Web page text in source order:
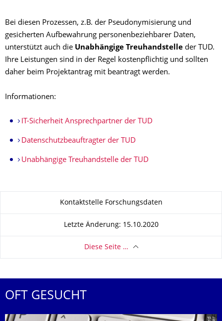
Bei diesen Prozessen, z.B. der Pseudonymisierung und
gesicherten Aufbewahrung personenbeziehbarer Daten,
unterstützt auch die Unabhängige Treuhandstelle der TUD.
Ihre Leistungen sind in der Regel kostenpflichtig und sollten
daher beim Projektantrag mit beantragt werden.
Informationen:
IT-Sicherheit Ansprechpartner der TUD
Datenschutzbeauftragter der TUD
Unabhängige Treuhandstelle der TUD
Zu dieser SeiteKontaktstelle Forschungsdaten
Letzte Änderung: 15.10.2020
Diese Seite …
OFT GESUCHT